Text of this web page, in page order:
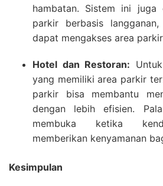
hambatan. Sistem ini
parkir berbasis
dapat mengakses area
Hotel dan Restoran:
yang memiliki area parkir
parkir bisa membantu
dengan lebih efisien.
membuka ketika
memberikan kenyamanan
Kesimpulan